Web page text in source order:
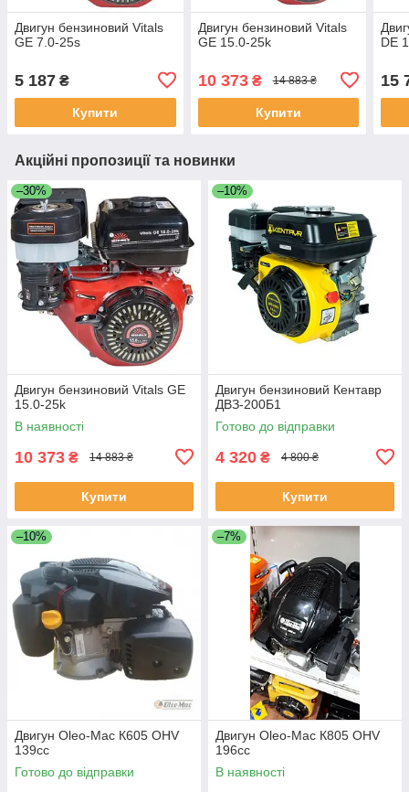
Двигун бензиновий Vitals
GE 7.0-25s
5 187 ₴
Купити
Двигун бензиновий Vitals
GE 15.0-25k
10 373₴ 14 883 ₴
Купити
DE
15
Акційні пропозиції та новинки
–30%
Двигун бензиновий Vitals GE
15.0-25k
В наявності
10 373 ₴ 14 883 ₴
Купити
–10%
Двигун бензиновий Кентавр
ДВЗ-200Б1
Готово до відправки
4 320 ₴ 4 800 ₴
Купити
–10%
Двигун Oleo-Mac К605 OHV
139сс
Готово до відправки
–7%
Двигун Oleo-Mac К805 OHV
196сс
В наявності